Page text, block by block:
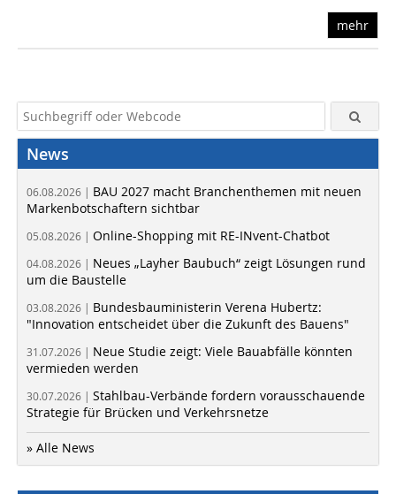
mehr
News
06.08.2026 | BAU 2027 macht Branchenthemen mit neuen
Markenbotschaftern sichtbar
05.08.2026 | Online-Shopping mit RE-INvent-Chatbot
04.08.2026 | Neues „Layher Baubuch“ zeigt Lösungen rund
um die Baustelle
03.08.2026 | Bundesbauministerin Verena Hubertz:
"Innovation entscheidet über die Zukunft des Bauens"
31.07.2026 | Neue Studie zeigt: Viele Bauabfälle könnten
vermieden werden
30.07.2026 | Stahlbau-Verbände fordern vorausschauende
Strategie für Brücken und Verkehrsnetze
» Alle News